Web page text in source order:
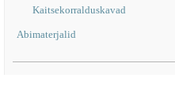
Kaitsekorralduskavad
Abimaterjalid